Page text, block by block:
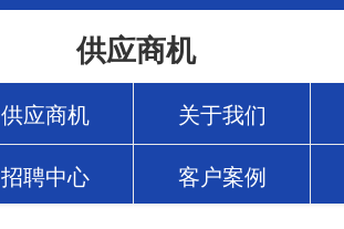
供应商机
供应商机 关于我们
招聘中心 客户案例